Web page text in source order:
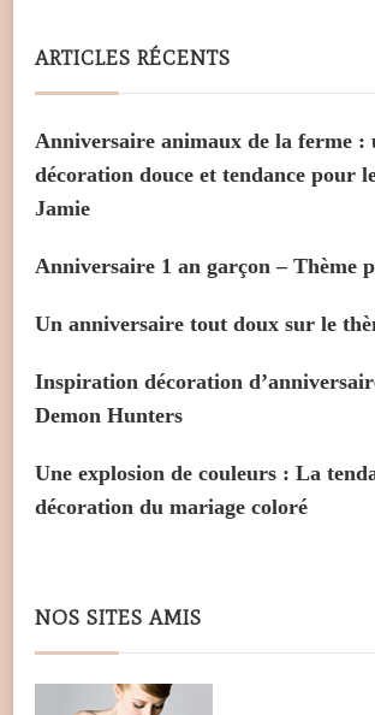
ARTICLES RÉCENTS
Anniversaire animaux de la ferme :
décoration douce et tendance pour
Jamie
Anniversaire 1 an garçon – Thème
Un anniversaire tout doux sur le
Inspiration décoration
Demon Hunters
Une explosion de couleurs : La
décoration du mariage coloré
NOS SITES AMIS